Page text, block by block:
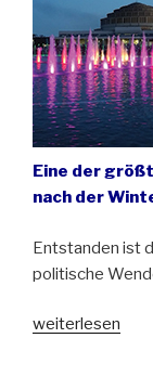
Eine der
nach der
Entstanden ist
politische
„Der
weiterlesen